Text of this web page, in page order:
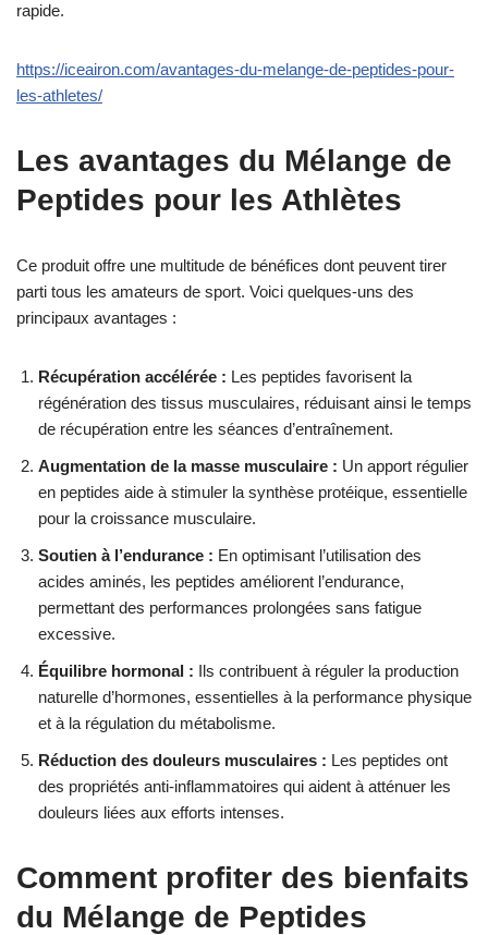
rapide.
https://iceairon.com/avantages-du-melange-de-peptides-pour-
les-athletes/
Les avantages du Mélange de
Peptides pour les Athlètes
Ce produit offre une multitude de bénéfices dont peuvent tirer
parti tous les amateurs de sport. Voici quelques-uns des
principaux avantages :
Récupération accélérée : Les peptides favorisent la
régénération des tissus musculaires, réduisant ainsi le temps
de récupération entre les séances d’entraînement.
Augmentation de la masse musculaire : Un apport régulier
en peptides aide à stimuler la synthèse protéique, essentielle
pour la croissance musculaire.
Soutien à l’endurance : En optimisant l’utilisation des
acides aminés, les peptides améliorent l’endurance,
permettant des performances prolongées sans fatigue
excessive.
Équilibre hormonal : Ils contribuent à réguler la production
naturelle d’hormones, essentielles à la performance physique
et à la régulation du métabolisme.
Réduction des douleurs musculaires : Les peptides ont
des propriétés anti-inflammatoires qui aident à atténuer les
douleurs liées aux efforts intenses.
Comment profiter des bienfaits
du Mélange de Peptides